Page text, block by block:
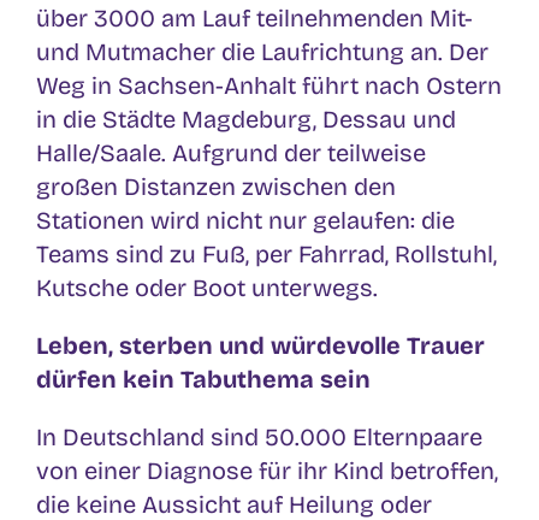
über 3000 am Lauf teilnehmenden Mit-
und Mutmacher die Laufrichtung an. Der
Weg in Sachsen-Anhalt führt nach Ostern
in die Städte Magdeburg, Dessau und
Halle/Saale. Aufgrund der teilweise
großen Distanzen zwischen den
Stationen wird nicht nur gelaufen: die
Teams sind zu Fuß, per Fahrrad, Rollstuhl,
Kutsche oder Boot unterwegs.
Leben, sterben und würdevolle Trauer
dürfen kein Tabuthema sein
In Deutschland sind 50.000 Elternpaare
von einer Diagnose für ihr Kind betroffen,
die keine Aussicht auf Heilung oder